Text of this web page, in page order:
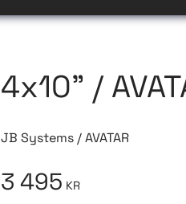
4x10" /
JB Systems / AVATAR
3 495 KR